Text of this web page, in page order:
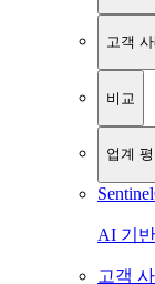
고객
비교
업계
AI 기
고객 사